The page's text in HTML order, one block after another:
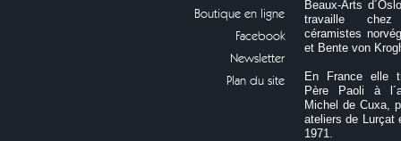
Boutique en ligne
Facebook
Newsletter
Plan du site
Beaux-Arts
travaille
céramistes
et Bente von
En France elle
Père Paoli à
Michel de Cuxa,
ateliers de Lurçat
1971.